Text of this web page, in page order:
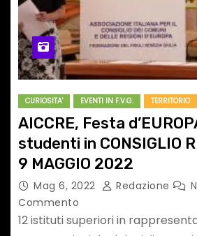
CURIOSITA' EVENTI IN F.V.G. TERRITORIO
AICCRE, Festa
studenti in CONSIGLIO
9 MAGGIO 2022
Mag 6, 2022 Redazione
Commento
12 istituti superiori in